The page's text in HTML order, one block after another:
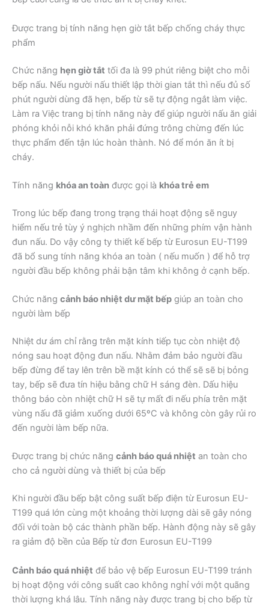
Được trang bị tính năng hẹn giờ tắt bếp chống cháy thực
phẩm
Chức năng hẹn giờ tắt tối đa là 99 phút riêng biệt cho mỗi
bếp nấu. Nếu người nấu thiết lập thời gian tắt thì nếu đủ số
phút người dùng đã hẹn, bếp từ sẽ tự động ngắt làm việc.
Làm ra Việc trang bị tính năng này để giúp người nấu ăn giải
phóng khỏi nỗi khó khăn phải đứng trông chừng đến lúc
thực phẩm đến tận lúc hoàn thành. Nó để món ăn ít bị
cháy.
Tính năng khóa an toàn được gọi là khóa trẻ em
Trong lúc bếp đang trong trạng thái hoạt động sẽ nguy
hiểm nếu trẻ tùy ý nghịch nhầm đến những phím vận hành
đun nấu. Do vậy công ty thiết kế bếp từ Eurosun EU-T199
đã bổ sung tính năng khóa an toàn ( nếu muốn ) để hỗ trợ
người đầu bếp không phải bận tâm khi không ở cạnh bếp.
Chức năng cảnh báo nhiệt dư mặt bếp giúp an toàn cho
người làm bếp
Nhiệt dư ám chỉ rằng trên mặt kính tiếp tục còn nhiệt độ
nóng sau hoạt động đun nấu. Nhằm đảm bảo người đầu
bếp đừng để tay lên trên bề mặt kính có thể sẽ sẽ bị bỏng
tay, bếp sẽ đưa tín hiệu bằng chữ H sáng đèn. Dấu hiệu
thông báo còn nhiệt chữ H sẽ tự mất đi nếu phía trên mặt
vùng nấu đã giảm xuống dưới 65ºC và không còn gây rủi ro
đến người làm bếp nữa.
Được trang bị chức năng cảnh báo quá nhiệt an toàn cho
cho cả người dùng và thiết bị của bếp
Khi người đầu bếp bật công suất bếp điện từ Eurosun EU-
T199 quá lớn cùng một khoảng thời lượng dài sẽ gây nóng
đối với toàn bộ các thành phần bếp. Hành động này sẽ gây
ra giảm độ bền của Bếp từ đơn Eurosun EU-T199
Cảnh báo quá nhiệt để bảo vệ bếp Eurosun EU-T199 tránh
bị hoạt động với công suất cao không nghỉ với một quãng
thời lượng khá lâu. Tính năng này được trang bị cho bếp từ